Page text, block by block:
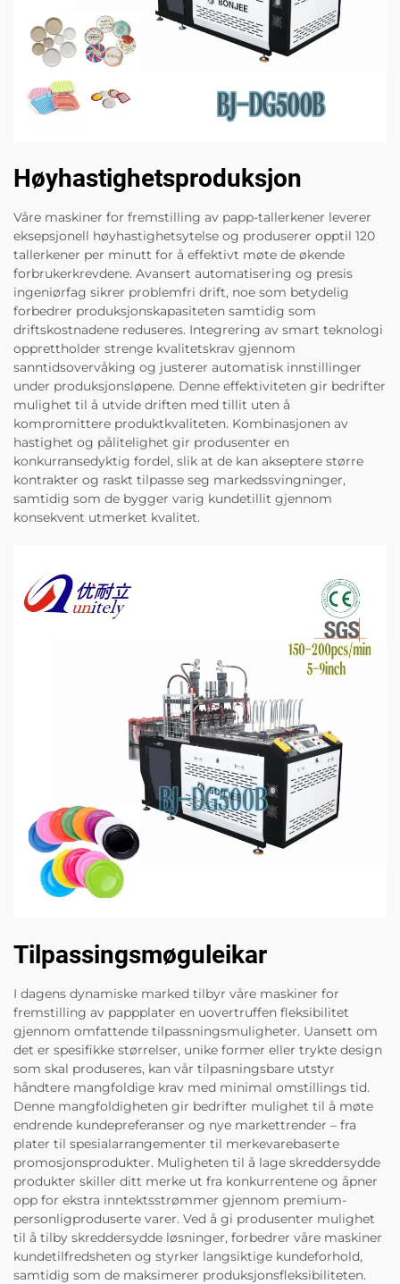
Høyhastighetsproduksjon
Våre maskiner for fremstilling av papp-tallerkener leverer
eksepsjonell høyhastighetsytelse og produserer opptil 120
tallerkener per minutt for å effektivt møte de økende
forbrukerkrevdene. Avansert automatisering og presis
ingeniørfag sikrer problemfri drift, noe som betydelig
forbedrer produksjonskapasiteten samtidig som
driftskostnadene reduseres. Integrering av smart teknologi
opprettholder strenge kvalitetskrav gjennom
sanntidsovervåking og justerer automatisk innstillinger
under produksjonsløpene. Denne effektiviteten gir bedrifter
mulighet til å utvide driften med tillit uten å
kompromittere produktkvaliteten. Kombinasjonen av
hastighet og pålitelighet gir produsenter en
konkurransedyktig fordel, slik at de kan akseptere større
kontrakter og raskt tilpasse seg markedssvingninger,
samtidig som de bygger varig kundetillit gjennom
konsekvent utmerket kvalitet.
Tilpassingsmøguleikar
I dagens dynamiske marked tilbyr våre maskiner for
fremstilling av pappplater en uovertruffen fleksibilitet
gjennom omfattende tilpassningsmuligheter. Uansett om
det er spesifikke størrelser, unike former eller trykte design
som skal produseres, kan vår tilpasningsbare utstyr
håndtere mangfoldige krav med minimal omstillings tid.
Denne mangfoldigheten gir bedrifter mulighet til å møte
endrende kundepreferanser og nye markettrender – fra
plater til spesialarrangementer til merkevarebaserte
promosjonsprodukter. Muligheten til å lage skreddersydde
produkter skiller ditt merke ut fra konkurrentene og åpner
opp for ekstra inntektsstrømmer gjennom premium-
personligproduserte varer. Ved å gi produsenter mulighet
til å tilby skreddersydde løsninger, forbedrer våre maskiner
kundetilfredsheten og styrker langsiktige kundeforhold,
samtidig som de maksimerer produksjonsfleksibiliteten.